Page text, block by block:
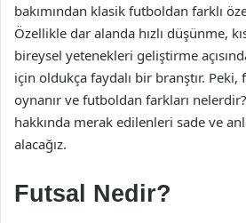
bakımından klasik futboldan farklı
Özellikle dar alanda hızlı düşünme,
bireysel yetenekleri geliştirme
için oldukça faydalı bir branştır. Peki,
oynanır ve futboldan farkları
hakkında merak edilenleri sade ve
alacağız.
Futsal Nedir?